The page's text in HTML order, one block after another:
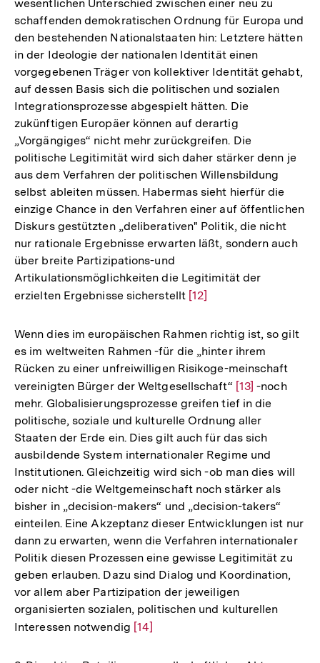
wesentlichen Unterschied zwischen einer neu zu
schaffenden demokratischen Ordnung für Europa und
den bestehenden Nationalstaaten hin: Letztere hätten
in der Ideologie der nationalen Identität einen
vorgegebenen Träger von kollektiver Identität gehabt,
auf dessen Basis sich die politischen und sozialen
Integrationsprozesse abgespielt hätten. Die
zukünftigen Europäer können auf derartig
„Vorgängiges“ nicht mehr zurückgreifen. Die
politische Legitimität wird sich daher stärker denn je
aus dem Verfahren der politischen Willensbildung
selbst ableiten müssen. Habermas sieht hierfür die
einzige Chance in den Verfahren einer auf öffentlichen
Diskurs gestützten „deliberativen" Politik, die nicht
nur rationale Ergebnisse erwarten läßt, sondern auch
über breite Partizipations-und
Artikulationsmöglichkeiten die Legitimität der
erzielten Ergebnisse sicherstellt Zur
der
Fußnote
[12]
Wenn dies im europäischen Rahmen richtig ist, so gilt
es im weltweiten Rahmen -für die „hinter ihrem
Rücken zu einer unfreiwilligen Risikoge-meinschaft
vereinigten Bürger der Weltgesellschaft“ Zur
Auflösung
der
Fußnote
[13] -noch
mehr. Globalisierungsprozesse greifen tief in die
politische, soziale und kulturelle Ordnung aller
Staaten der Erde ein. Dies gilt auch für das sich
ausbildende System internationaler Regime und
Institutionen. Gleichzeitig wird sich -ob man dies will
oder nicht -die Weltgemeinschaft noch stärker als
bisher in „decision-makers“ und „decision-takers“
einteilen. Eine Akzeptanz dieser Entwicklungen ist nur
dann zu erwarten, wenn die Verfahren internationaler
Politik diesen Prozessen eine gewisse Legitimität zu
geben erlauben. Dazu sind Dialog und Koordination,
vor allem aber Partizipation der jeweiligen
organisierten sozialen, politischen und kulturellen
Interessen notwendig Zur
[14]